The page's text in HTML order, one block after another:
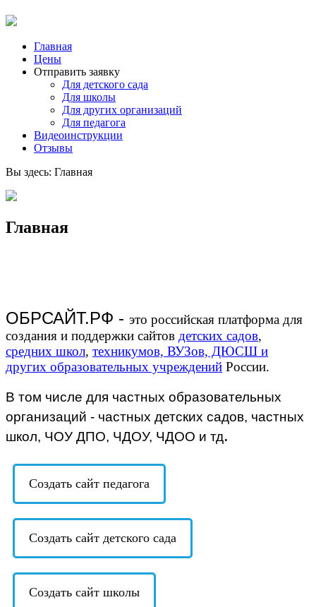
Главная
Цены
Отправить заявку
Для детского сада
Для школы
Для других организаций
Для педагога
Видеоинструкции
Отзывы
Вы здесь: Главная
Главная
ОБРСАЙТ.РФ - это российская платформа для
создания и поддержки сайтов детских садов,
средних школ, техникумов, ВУЗов, ДЮСШ и
других образовательных учреждений России.
В том числе для частных образовательных
организаций - частных детских садов, частных
школ, ЧОУ ДПО, ЧДОУ, ЧДОО и тд.
Создать сайт педагога
Создать сайт детского сада
Создать сайт школы